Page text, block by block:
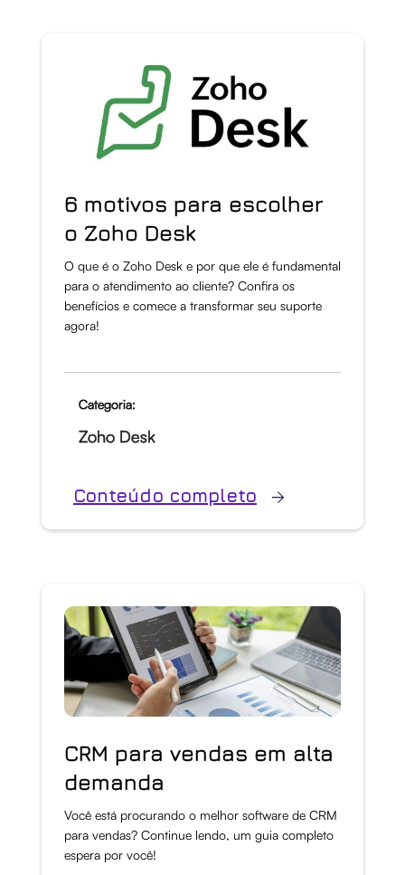
6 motivos para escolher
o Zoho Desk
O que é o Zoho Desk e por que ele é fundamental
para o atendimento ao cliente? Confira os
benefícios e comece a transformar seu suporte
agora!
Categoria:
Zoho Desk
Conteúdo completo
CRM para vendas em alta
demanda
Você está procurando o melhor software de CRM
para vendas? Continue lendo, um guia completo
espera por você!